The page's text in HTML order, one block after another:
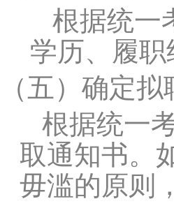
根据统一
学历、履
（五） 确定拟
根据统一
取通知书。
毋滥的原则